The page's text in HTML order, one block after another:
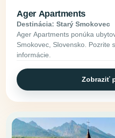
Ager Apartments
Destinácia: Starý Smokovec
Ager Apartments ponúka
Smokovec, Slovensko. Pozrite
informácie.
Zobraziť